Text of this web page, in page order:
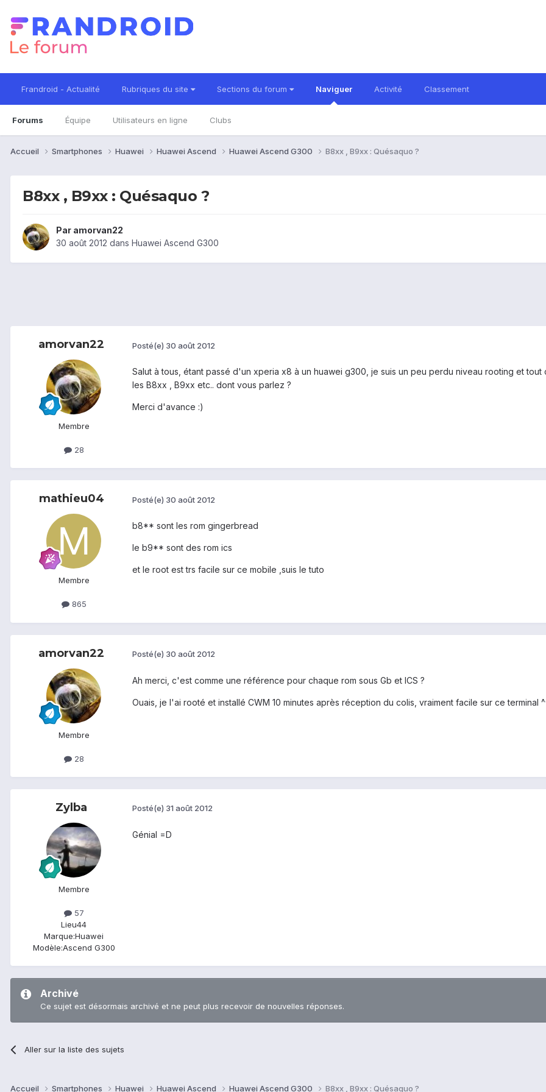
Frandroid - Actualité Rubriques du site Sections du forum Naviguer
Forums Équipe Utilisateurs en ligne Clubs
Activité Classement
Accueil Smartphones Huawei Huawei Ascend Huawei Ascend G300 B8xx , B9xx : Quésaquo ?
B8xx , B9xx : Quésaquo ?
Par amorvan22
30 août 2012 dans Huawei Ascend G300
amorvan22
Membre
28
Posté(e) 30 août 2012
Salut à tous, étant passé d'un xperia x8 à un huawei g300, je suis un peu perdu niveau rooting et
les B8xx , B9xx etc.. dont vous parlez ?
Merci d'avance :)
mathieu04
Membre
865
Posté(e) 30 août 2012
b8** sont les rom gingerbread
le b9** sont des rom ics
et le root est trs facile sur ce mobile ,suis le tuto
amorvan22
Membre
28
Posté(e) 30 août 2012
Ah merci, c'est comme une référence pour chaque rom sous Gb et ICS ?
Ouais, je l'ai rooté et installé CWM 10 minutes après réception du colis, vraiment facile sur ce terminal
Zylba
Membre
57
Lieu44
Marque:Huawei
Modèle:Ascend G300
Posté(e) 31 août 2012
Génial =D
Archivé
Ce sujet est désormais archivé et ne peut plus recevoir de nouvelles réponses.
Aller sur la liste des sujets
Accueil Smartphones Huawei Huawei Ascend Huawei Ascend G300 B8xx , B9xx : Quésaquo ?